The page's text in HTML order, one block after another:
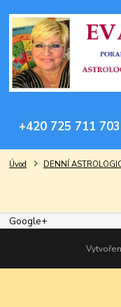
+420 725 711 703
Úvod DENNÍ
Google+